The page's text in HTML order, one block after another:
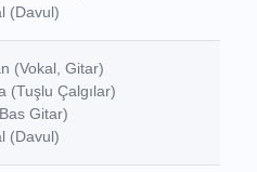
(Davul)
(Vokal, Gitar)
(Tuşlu Çalgılar)
Gitar)
(Davul)